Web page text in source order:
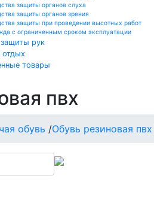
защиты органов слуха
защиты органов зрения
защиты при проведении высотных работ
с ограниченным сроком эксплуатации
рук
отдых
товары
пвх
обувь /Обувь резиновая пвх